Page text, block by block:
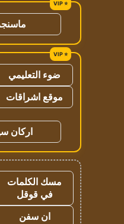
ضوء التعليمي
موقع اشراقات
اركان
مسك الكلمات
في قوقل
ان سفن